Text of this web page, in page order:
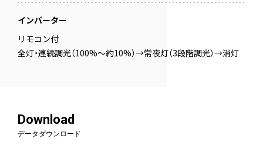
インバーター
リモコン付
全灯・連続調光（100%～約10%）→常夜灯（3段階調光）→消灯
Download
データダウンロード